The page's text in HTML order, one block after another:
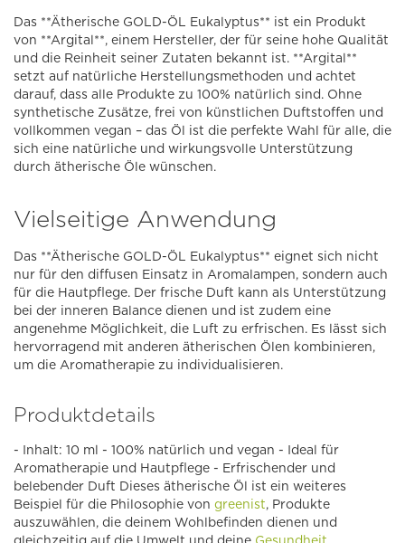
Das **Ätherische GOLD-ÖL Eukalyptus** ist ein Produkt
von **Argital**, einem Hersteller, der für seine hohe Qualität
und die Reinheit seiner Zutaten bekannt ist. **Argital**
setzt auf natürliche Herstellungsmethoden und achtet
darauf, dass alle Produkte zu 100% natürlich sind. Ohne
synthetische Zusätze, frei von künstlichen Duftstoffen und
vollkommen vegan – das Öl ist die perfekte Wahl für alle, die
sich eine natürliche und wirkungsvolle Unterstützung
durch ätherische Öle wünschen.
Vielseitige Anwendung
Das **Ätherische GOLD-ÖL Eukalyptus** eignet sich nicht
nur für den diffusen Einsatz in Aromalampen, sondern auch
für die Hautpflege. Der frische Duft kann als Unterstützung
bei der inneren Balance dienen und ist zudem eine
angenehme Möglichkeit, die Luft zu erfrischen. Es lässt sich
hervorragend mit anderen ätherischen Ölen kombinieren,
um die Aromatherapie zu individualisieren.
Produktdetails
- Inhalt: 10 ml - 100% natürlich und vegan - Ideal für
Aromatherapie und Hautpflege - Erfrischender und
belebender Duft Dieses ätherische Öl ist ein weiteres
Beispiel für die Philosophie von greenist, Produkte
auszuwählen, die deinem Wohlbefinden dienen und